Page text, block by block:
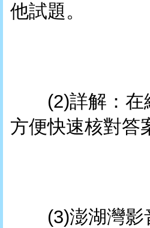
他試題。
(2)詳解：在
方便快速核對答
(3)澎湖灣影